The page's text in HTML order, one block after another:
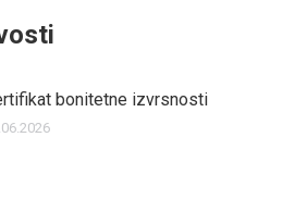
bonitetne izvrsnosti